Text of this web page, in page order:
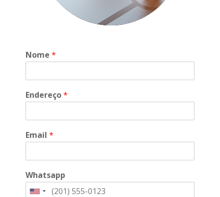
Nome *
Endereço*
Email *
Whatsapp